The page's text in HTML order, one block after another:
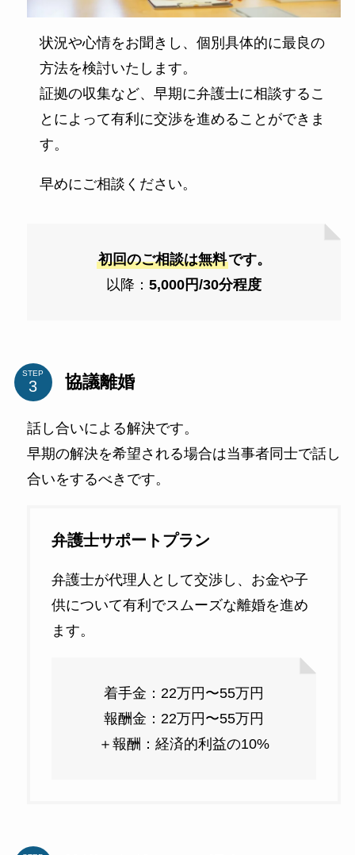
状況や心情をお聞きし、個別具体的に最良の
方法を検討いたします。
証拠の収集など、早期に弁護士に相談するこ
とによって有利に交渉を進めることができま
す。
早めにご相談ください。
初回のご相談は無料です。
以降： 5,000円/30分程度
STEP 協議離婚
話し合いによる解決です。
早期の解決を希望される場合は当事者同士で話し
合いをするべきです。
弁護士サポートプラン
弁護士が代理人として交渉し、お金や子
供について有利でスムーズな離婚を進め
ます。
着手金：22万円〜55万円
報酬金：22万円〜55万円
＋報酬：経済的利益の10%